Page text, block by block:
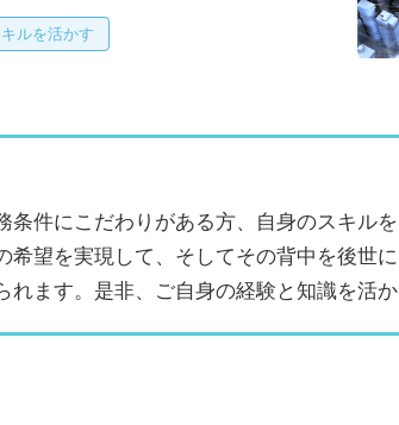
ルを活かす
条件にこだわりがある方、自身のスキル
希望を実現して、そしてその背中を後世
ます。是非、ご自身の経験と知識を活か